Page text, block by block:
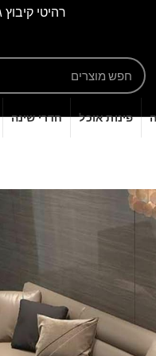
רהיטי קיבוץ גבעת ברנר /
פינות אוכל חדרי שינה